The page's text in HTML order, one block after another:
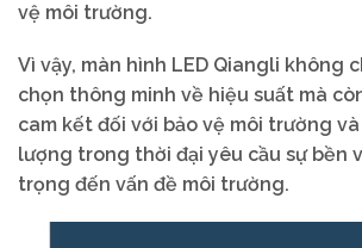
vệ môi trường.
Vì vậy, màn hình LED Qiangli không
chọn thông minh về hiệu suất mà
cam kết đối với bảo vệ môi trường
lượng trong thời đại yêu cầu sự bền
trọng đến vấn đề môi trường.